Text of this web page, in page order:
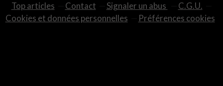
Top articles Contact Signaler un abus
C.G.U.
Cookies et données personnelles
Préférences cookies